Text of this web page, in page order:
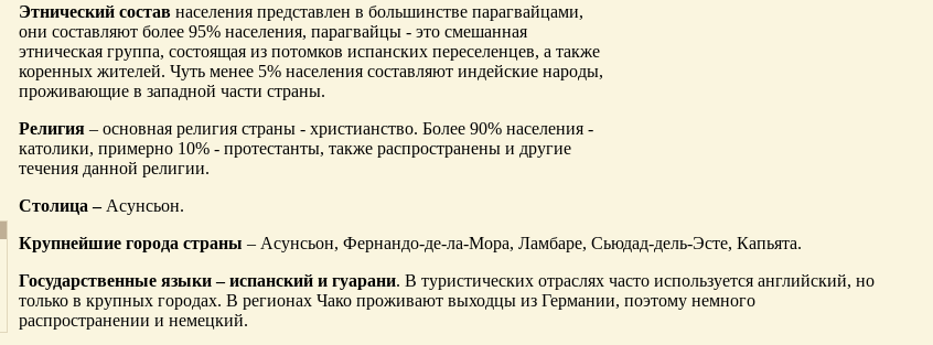
Этнический состав населения представлен в большинстве парагвайцами,
они составляют более 95% населения, парагвайцы - это смешанная
этническая группа, состоящая из потомков испанских переселенцев, а также
коренных жителей. Чуть менее 5% населения составляют индейские народы,
проживающие в западной части страны.
Религия – основная религия страны - христианство. Более 90% населения -
католики, примерно 10% - протестанты, также распространены и другие
течения данной религии.
Столица –Асунсьон.
Крупнейшие города страны – Асунсьон, Фернандо-де-ла-Мора, Ламбаре, Сьюдад-дель-Эсте, Капьята.
Государственные языки – испанский и гуарани. В туристических отраслях часто используется английский, но
только в крупных городах. В регионах Чако проживают выходцы из Германии, поэтому немного
распространении и немецкий.